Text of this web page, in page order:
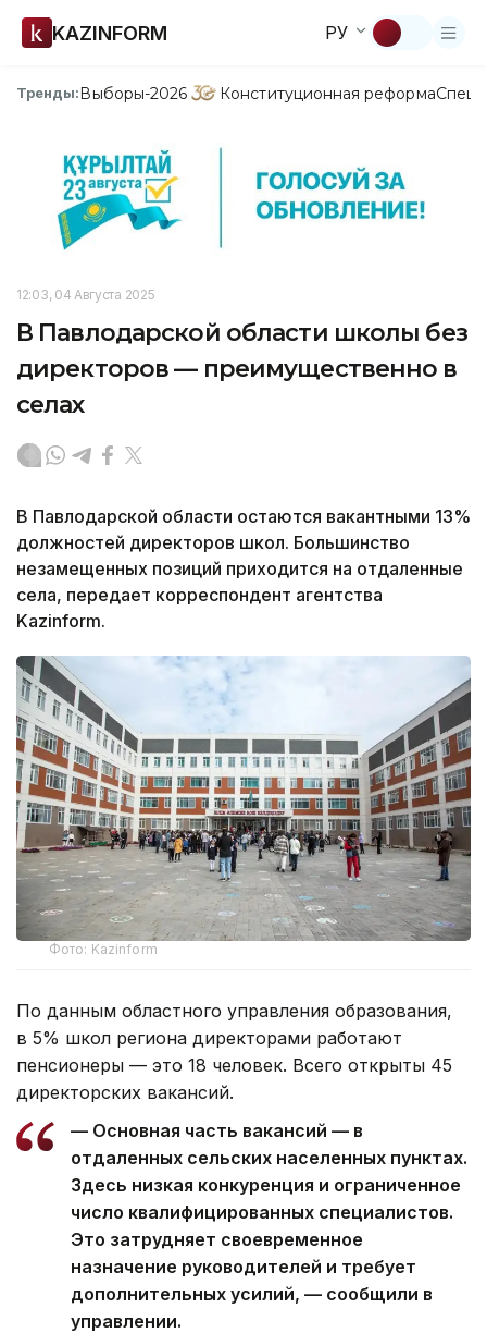
KAZINFORM РУ
Тренды:Выборы-2026 Конституционная реформа
12:03, 04 Августа 2025
В Павлодарской области школы без
директоров — преимущественно в
селах
В Павлодарской области остаются вакантными 13%
должностей директоров школ. Большинство
незамещенных позиций приходится на отдаленные
села, передает корреспондент агентства
Kazinform.
Фото: Kazinform
По данным областного управления образования,
в 5% школ региона директорами работают
пенсионеры — это 18 человек. Всего открыты 45
директорских вакансий.
— Основная часть вакансий — в
отдаленных сельских населенных пунктах.
Здесь низкая конкуренция и ограниченное
число квалифицированных специалистов.
Это затрудняет своевременное
назначение руководителей и требует
дополнительных усилий, — сообщили в
управлении.